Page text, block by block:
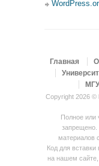
Главная
Copyright 2026 ©
Полное или
запрещено.
материалов
Код для
на нашем сайте,